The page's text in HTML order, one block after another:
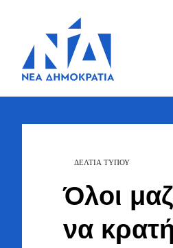
Ζήσης
Τζηκαλάγιας
Καστοριάς
Όλοι
να
ΔΕΛΤΙΑ ΤΥΠΟΥ